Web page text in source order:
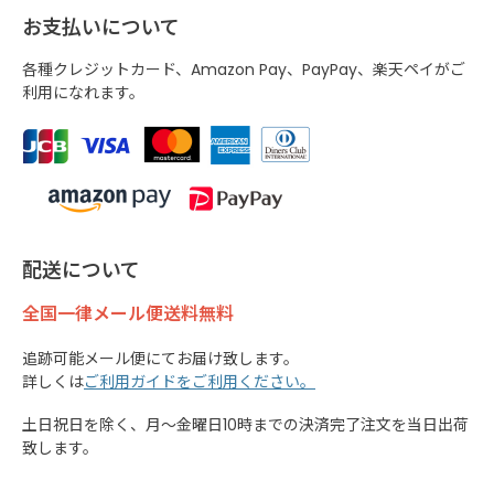
お支払いについて
各種クレジットカード、Amazon Pay、PayPay、楽天ペイがご
利用になれます。
配送について
全国一律メール便送料無料
追跡可能メール便にてお届け致します。
詳しくはご利用ガイドをご利用ください。
土日祝日を除く、月～金曜日10時までの決済完了注文を当日出荷
致します。